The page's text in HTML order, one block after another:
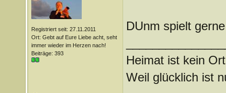
Registriert seit: 27.11.2011
Ort: Gebt auf Eure Liebe acht, seht
immer wieder im Herzen nach!
Beiträge: 393
DUnm spielt
Heimat ist kein
Weil glücklich ist